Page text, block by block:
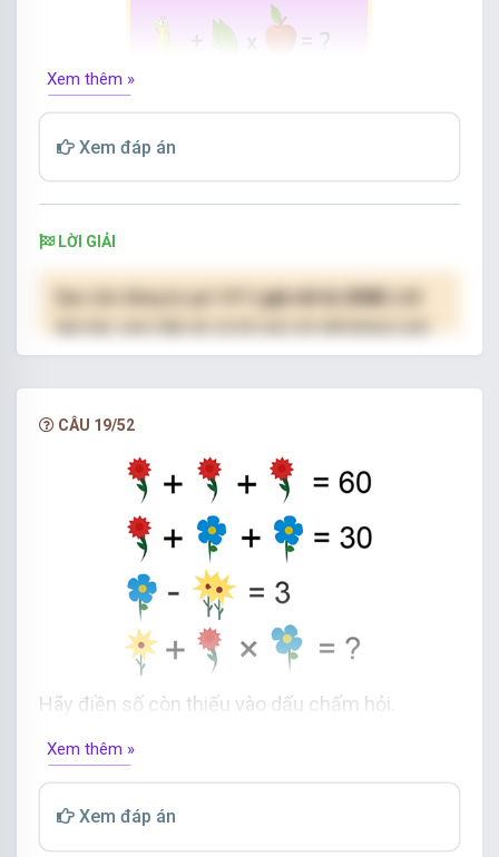
Hãy điền số còn thiếu vào dấu chấm hỏi.
Xem thêm »
Xem đáp án
LỜI GIẢI
( giá chỉ từ 250K )
làm bài, xem đáp án và lời giải chi tiết không giới
hạn.
CÂU 19/52
Hãy điền số còn thiếu vào dấu chấm hỏi.
Xem thêm »
Xem đáp án